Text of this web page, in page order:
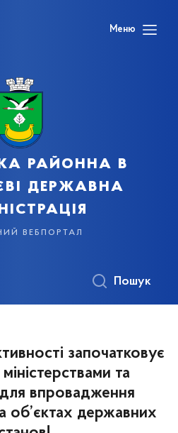
Меню
районна в
державна
вебпортал
Пошук
започатковує
та
впровадження
об’єктах державних